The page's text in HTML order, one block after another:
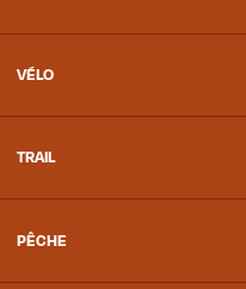
VÉLO
TRAIL
PÊCHE
Albiez-Montrond